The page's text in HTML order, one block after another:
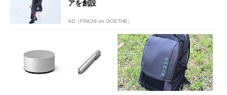
アを創設
AD（FINCHI on GOETHE）